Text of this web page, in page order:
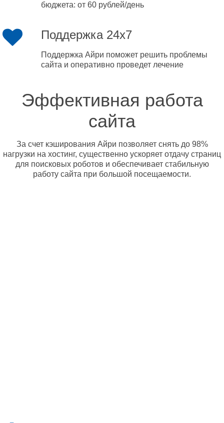
бюджета: от 60 рублей/день
Поддержка 24x7
Поддержка Айри поможет решить проблемы
сайта и оперативно проведет лечение
Эффективная работа
сайта
За счет кэширования Айри позволяет снять до 98%
нагрузки на хостинг, существенно ускоряет отдачу страниц
для поисковых роботов и обеспечивает стабильную
работу сайта при большой посещаемости.